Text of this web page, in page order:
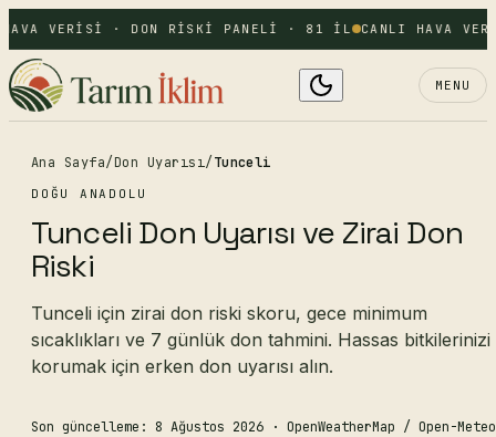
VERISI · DON RISKI PANELI · 81 IL CANLI HAVA
MENU
Ana Sayfa/Don Uyarısı/Tunceli
DOĞU ANADOLU
Tunceli Don Uyarısı ve Zirai Don
Riski
Tunceli için zirai don riski skoru, gece minimum
sıcaklıkları ve 7 günlük don tahmini. Hassas bitkilerinizi
korumak için erken don uyarısı alın.
Son güncelleme: 8 Ağustos 2026 · OpenWeatherMap / Open-Meteo